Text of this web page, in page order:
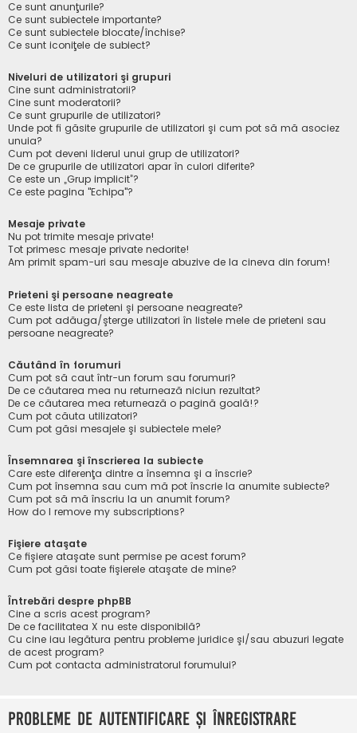
Ce sunt anunţurile?
Ce sunt subiectele importante?
Ce sunt subiectele blocate/închise?
Ce sunt iconiţele de subiect?
Niveluri de utilizatori şi grupuri
Cine sunt administratorii?
Cine sunt moderatorii?
Ce sunt grupurile de utilizatori?
Unde pot fi găsite grupurile de utilizatori şi cum pot să mă asociez
unuia?
Cum pot deveni liderul unui grup de utilizatori?
De ce grupurile de utilizatori apar în culori diferite?
Ce este un „Grup implicit”?
Ce este pagina "Echipa"?
Mesaje private
Nu pot trimite mesaje private!
Tot primesc mesaje private nedorite!
Am primit spam-uri sau mesaje abuzive de la cineva din forum!
Prieteni şi persoane neagreate
Ce este lista de prieteni şi persoane neagreate?
Cum pot adăuga/şterge utilizatori în listele mele de prieteni sau
persoane neagreate?
Căutând în forumuri
Cum pot să caut într-un forum sau forumuri?
De ce căutarea mea nu returnează niciun rezultat?
De ce căutarea mea returnează o pagină goală!?
Cum pot căuta utilizatori?
Cum pot găsi mesajele şi subiectele mele?
Însemnarea şi înscrierea la subiecte
Care este diferenţa dintre a însemna şi a înscrie?
Cum pot însemna sau cum mă pot înscrie la anumite subiecte?
Cum pot să mă înscriu la un anumit forum?
How do I remove my subscriptions?
Fişiere ataşate
Ce fişiere ataşate sunt permise pe acest forum?
Cum pot găsi toate fişierele ataşate de mine?
Întrebări despre phpBB
Cine a scris acest program?
De ce facilitatea X nu este disponibilă?
Cu cine iau legătura pentru probleme juridice şi/sau abuzuri legate
de acest program?
Cum pot contacta administratorul forumului?
Probleme de autentificare şi înregistrare